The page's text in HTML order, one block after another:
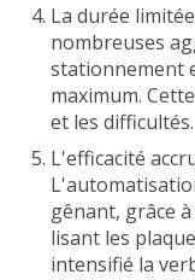
La durée
nombreuses
stationnement
maximum.
et les difficultés.
L'efficacité
gênant, grâce
lisant les
intensifié la